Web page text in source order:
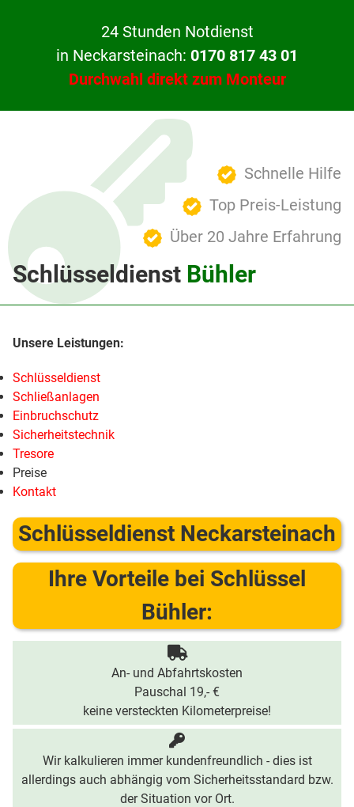
24 Stunden Notdienst
in Neckarsteinach: 0170 817 43 01
Durchwahl direkt zum Monteur
Schnelle Hilfe
Top Preis-Leistung
Über 20 Jahre Erfahrung
Schlüsseldienst Bühler
Schlüsseldienst
Schließanlagen
Einbruchschutz
Sicherheitstechnik
Tresore
Preise
Kontakt
Schlüsseldienst Neckarsteinach
Ihre Vorteile bei Schlüssel
Bühler:
An- und Abfahrtskosten
Pauschal 19,- €
keine versteckten Kilometerpreise!
Wir kalkulieren immer kundenfreundlich - dies ist
allerdings auch abhängig vom Sicherheitsstandard bzw.
der Situation vor Ort.